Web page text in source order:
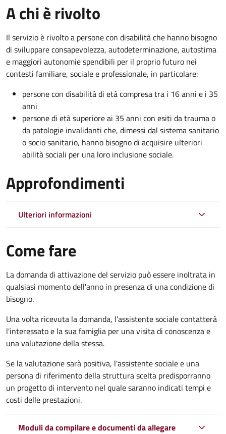
A chi è rivolto
Il servizio è rivolto a persone con disabilità che hanno bisogno
di sviluppare consapevolezza, autodeterminazione, autostima
e maggiori autonomie spendibili per il proprio futuro nei
contesti familiare, sociale e professionale, in particolare:
persone con disabilità di età compresa tra i 16 anni e i 35
anni
persone di età superiore ai 35 anni con esiti da trauma o
da patologie invalidanti che, dimessi dal sistema sanitario
o socio sanitario, hanno bisogno di acquisire ulteriori
abilità sociali per una loro inclusione sociale.
Approfondimenti
Ulteriori informazioni
Come fare
La domanda di attivazione del servizio può essere inoltrata in
qualsiasi momento dell'anno in presenza di una condizione di
bisogno.
Una volta ricevuta la domanda, l'assistente sociale contatterà
l'interessato e la sua famiglia per una visita di conoscenza e
una valutazione della stessa.
Se la valutazione sarà positiva, l'assistente sociale e una
persona di riferimento della struttura scelta predisporranno
un progetto di intervento nel quale saranno indicati tempi e
costi delle prestazioni.
Moduli da compilare e documenti da allegare